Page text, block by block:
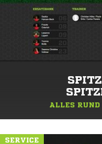
ALLES
SERVICE